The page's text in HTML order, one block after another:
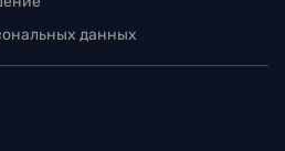
данных